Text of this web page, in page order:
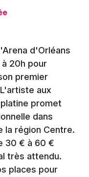
d'Orléans
20h pour
premier
aux
promet
dans
la région Centre.
30 € à 60 €
très attendu.
places pour